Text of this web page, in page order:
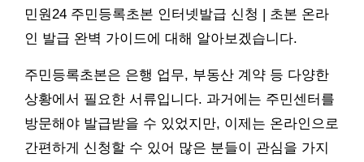
민원24 주민등록초본 인터넷발급 신청 | 초본 온라
인 발급 완벽 가이드에 대해 알아보겠습니다.
주민등록초본은 은행 업무, 부동산 계약 등 다양한
상황에서 필요한 서류입니다. 과거에는 주민센터를
방문해야 발급받을 수 있었지만, 이제는 온라인으로
간편하게 신청할 수 있어 많은 분들이 관심을 가지